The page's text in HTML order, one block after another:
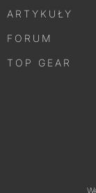
ARTYKUŁY
FORUM
TOP GEAR